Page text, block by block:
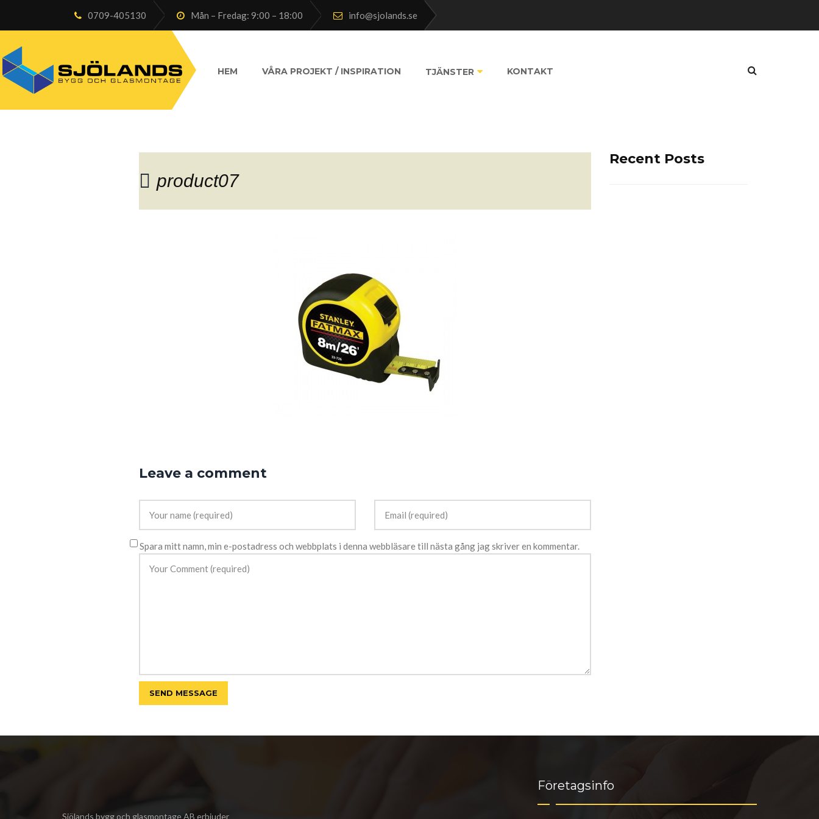
0709-405130 Mån – Fredag: 9:00 – 18:00 info@sjolands.se
HEM VÅRA PROJEKT / INSPIRATION TJÄNSTER KONTAKT
product07
Leave a comment
Spara mitt namn, min e-postadress och webbplats i denna webbläsare till nästa gång jag skriver en kommentar.
Recent Posts
Sjölands bygg och glasmontage AB erbjuder
Företagsinfo